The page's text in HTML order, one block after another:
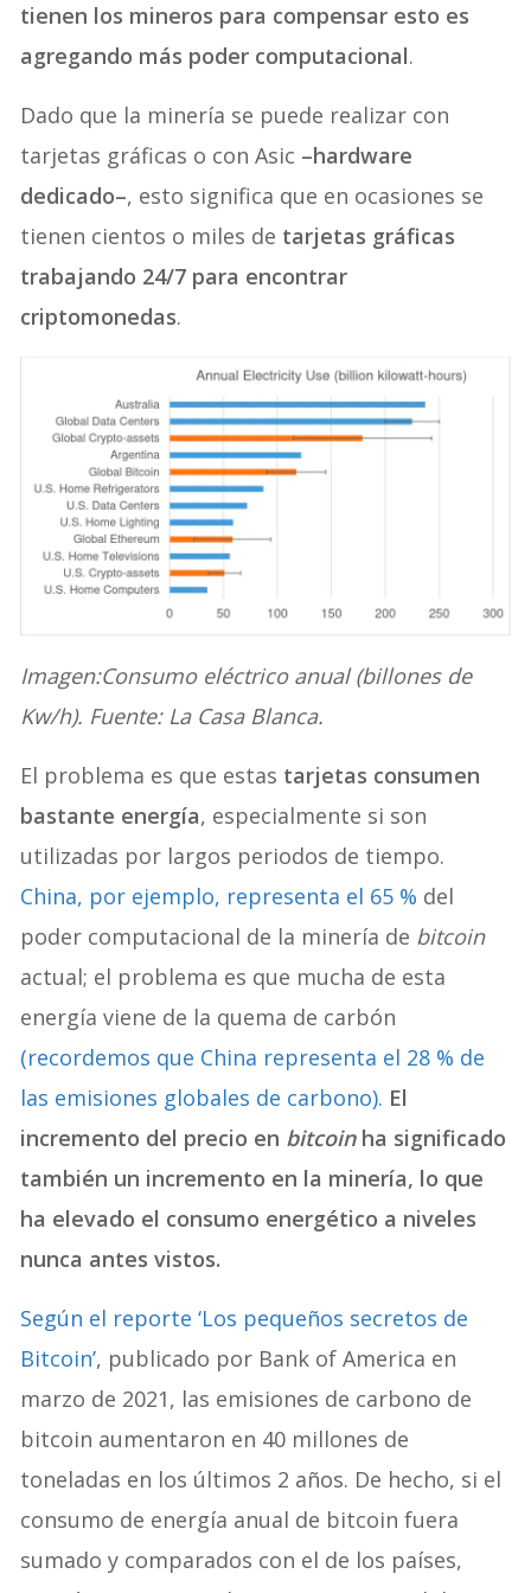
tienen los mineros para compensar esto es
agregando más poder computacional.
Dado que la minería se puede realizar con
tarjetas gráficas o con Asic –hardware
dedicado–, esto significa que en ocasiones se
tienen cientos o miles de tarjetas gráficas
trabajando 24/7 para encontrar
criptomonedas.
Imagen:Consumo eléctrico anual (billones de
Kw/h). Fuente: La Casa Blanca.
El problema es que estas tarjetas consumen
bastante energía, especialmente si son
utilizadas por largos periodos de tiempo.
China, por ejemplo, representa el 65 % del
poder computacional de la minería de bitcoin
actual; el problema es que mucha de esta
energía viene de la quema de carbón
(recordemos que China representa el 28 % de
las emisiones globales de carbono). El
incremento del precio en bitcoinha significado
también un incremento en la minería, lo que
ha elevado el consumo energético a niveles
nunca antes vistos.
Según el reporte ‘Los pequeños secretos de
Bitcoin’, publicado por Bank of America en
marzo de 2021, las emisiones de carbono de
bitcoin aumentaron en 40 millones de
toneladas en los últimos 2 años. De hecho, si el
consumo de energía anual de bitcoin fuera
sumado y comparados con el de los países,